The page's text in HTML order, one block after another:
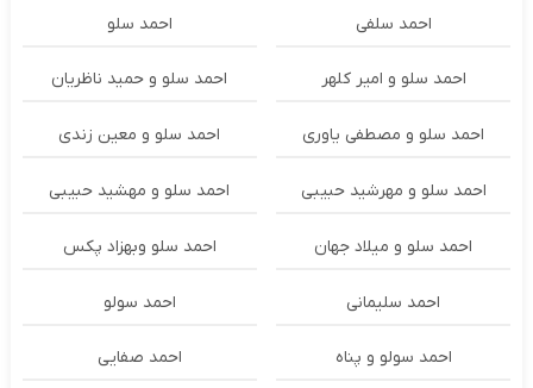
احمد سلفی احمد سلو
احمد سلو و امیر کلهر احمد سلو و حمید ناظریان
احمد سلو و مصطفی یاوری احمد سلو و معین زندی
احمد سلو و مهرشید حبیبی احمد سلو و مهشید حبیبی
احمد سلو و میلاد جهان احمد سلو وبهزاد پکس
احمد سلیمانی احمد سولو
احمد سولو و پناه احمد صفایی